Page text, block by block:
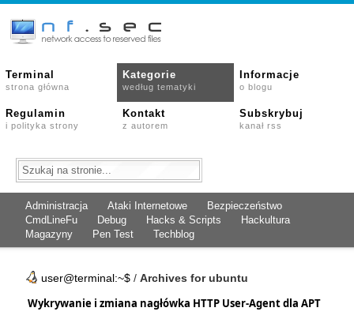
Terminal
strona główna
Kategorie
według tematyki
Informacje
o blogu
Regulamin
i polityka strony
Kontakt
z autorem
Subskrybuj
kanał rss
Administracja Ataki Internetowe
Bezpieczeństwo
CmdLineFu
Debug Hacks & Scripts
Hackultura
Magazyny
Pen Test Techblog
user@terminal:~$ / Archives for ubuntu
Wykrywanie i zmiana nagłówka HTTP User-Agent dla APT